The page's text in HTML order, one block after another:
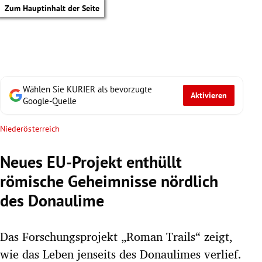
Zum Hauptinhalt der Seite
Wählen Sie KURIER als bevorzugte
Google-Quelle
Aktivieren
Niederösterreich
Neues EU-Projekt enthüllt
römische Geheimnisse nördlich
des Donaulime
Das Forschungsprojekt „Roman Trails“ zeigt,
wie das Leben jenseits des Donaulimes verlief.